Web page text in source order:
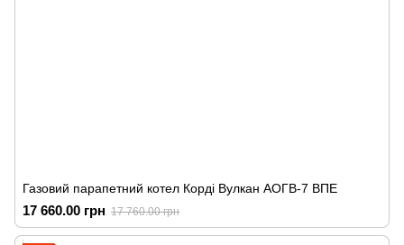
Газовий парапетний котел Корді Вулкан АОГВ-7 ВПЕ
17 660.00 грн 17 760.00 грн